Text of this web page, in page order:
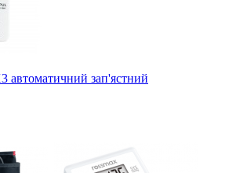
автоматичний зап'ястний